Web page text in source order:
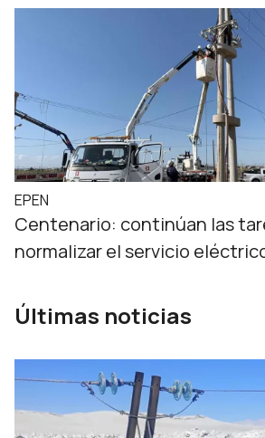
EPEN
Centenario: continúan las
normalizar el servicio
Últimas noticias